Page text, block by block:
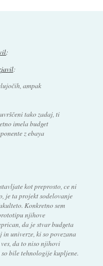
:
:
ampak
tako zadaj, ti
imela budget
z ebaya
kot preprosto, ce ni
je ta projekt sodelovanje
Konkretno sem
njihove
da je stvar budgeta
univerze, ki so povezana
da to niso njihovi
bile tehnologije kupljene.